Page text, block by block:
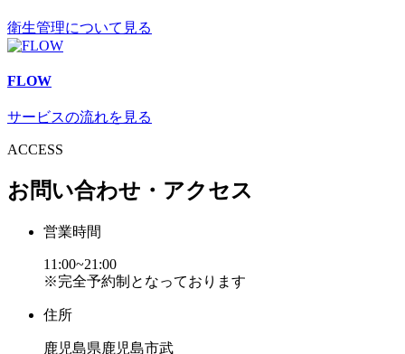
衛生管理について見る
FLOW
サービスの流れを見る
ACCESS
お問い合わせ・アクセス
営業時間
11:00~21:00
※完全予約制となっております
住所
鹿児島県鹿児島市武